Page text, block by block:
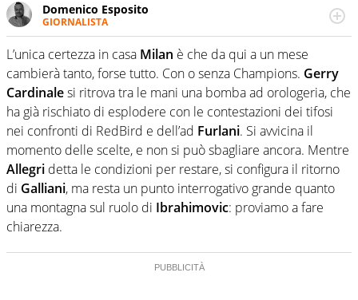
Domenico Esposito
GIORNALISTA
Da vent’anni in campo e sul campo per vivere ogni evento
in tutte le sue sfaccettature. Passione smisurata per il
calcio e per la sfera di cuoio. Il pallone è una cosa
serissima, guai a dirgli di no
L’unica certezza in casa Milan è che da qui a un mese
cambierà tanto, forse tutto. Con o senza Champions. Gerry
Cardinalesi ritrova tra le mani una bomba ad orologeria, che
ha già rischiato di esplodere con le contestazioni dei tifosi
nei confronti di RedBird e dell’ad Furlani. Si avvicina il
momento delle scelte, e non si può sbagliare ancora. Mentre
Allegri detta le condizioni per restare, si configura il ritorno
di Galliani, ma resta un punto interrogativo grande quanto
una montagna sul ruolo di Ibrahimovic: proviamo a fare
chiarezza.